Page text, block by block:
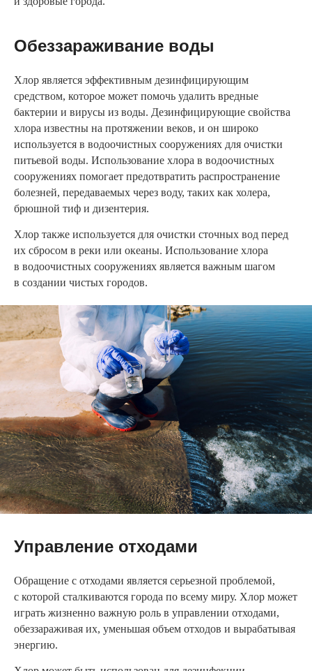
Обеззараживание воды
Хлор является эффективным дезинфицирующим
средством, которое может помочь удалить вредные
бактерии и вирусы из воды. Дезинфицирующие свойства
хлора известны на протяжении веков, и он широко
используется в водоочистных сооружениях для очистки
питьевой воды. Использование хлора в водоочистных
сооружениях помогает предотвратить распространение
болезней, передаваемых через воду, таких как холера,
брюшной тиф и дизентерия.
Хлор также используется для очистки сточных вод перед
их сбросом в реки или океаны. Использование хлора
в водоочистных сооружениях является важным шагом
в создании чистых городов.
Управление отходами
Обращение с отходами является серьезной проблемой,
с которой сталкиваются города по всему миру. Хлор может
играть жизненно важную роль в управлении отходами,
обеззараживая их, уменьшая объем отходов и вырабатывая
энергию.